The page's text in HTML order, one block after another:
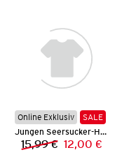
Online Exklusiv
SALE
Jungen Seersucker-Hemd
Vorheriger
15,99 € Neuer Preis:
12,00 €